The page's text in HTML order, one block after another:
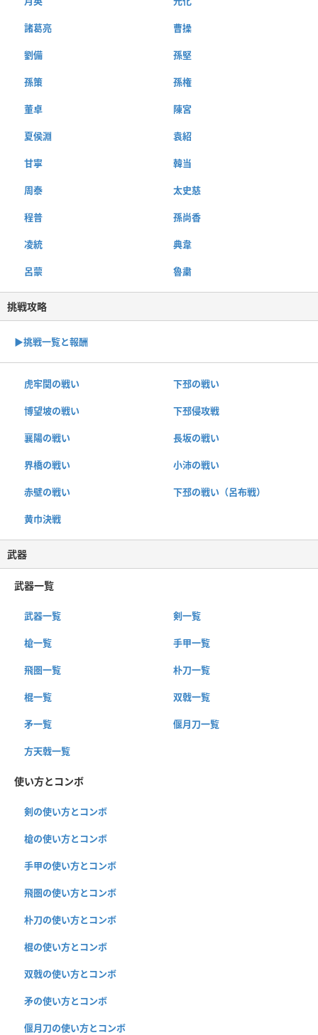
諸葛亮 曹操
劉備 孫堅
孫策 孫権
董卓 陳宮
夏侯淵 袁紹
甘寧 韓当
周泰 太史慈
程普 孫尚香
凌統 典韋
呂蒙 魯粛
挑戦攻略
▶︎挑戦一覧と報酬
虎牢関の戦い 下邳の戦い
博望坡の戦い 下邳侵攻戦
襄陽の戦い 長坂の戦い
界橋の戦い 小沛の戦い
赤壁の戦い 下邳の戦い（呂布戦）
黄巾決戦
武器
武器一覧
武器一覧 剣一覧
槍一覧 手甲一覧
飛圏一覧 朴刀一覧
棍一覧 双戟一覧
矛一覧 偃月刀一覧
方天戟一覧
使い方とコンボ
剣の使い方とコンボ
槍の使い方とコンボ
手甲の使い方とコンボ
飛圏の使い方とコンボ
朴刀の使い方とコンボ
棍の使い方とコンボ
双戟の使い方とコンボ
矛の使い方とコンボ
偃月刀の使い方とコンボ